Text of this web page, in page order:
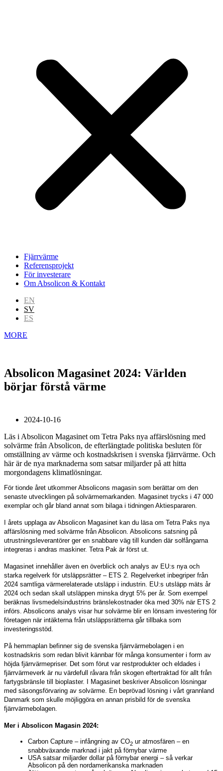
Fjärrvärme
Referensprojekt
För investerare
Om Absolicon & Kontakt
EN
SV
ES
MORE
Absolicon Magasinet 2024: Världen
börjar förstå värme
2024-10-16
Läs i Absolicon Magasinet om Tetra Paks nya affärslösning med
solvärme från Absolicon, de efterlängtade politiska besluten för
omställning av värme och kostnadskrisen i svenska fjärrvärme. Och
här är de nya marknaderna som satsar miljarder på att hitta
morgondagens klimatlösningar.
För tionde året utkommer Absolicons magasin som berättar om den
senaste utvecklingen på solvärmemarkanden. Magasinet trycks i 47 000
exemplar och går bland annat som bilaga i tidningen Aktiespararen.
I årets upplaga av Absolicon Magasinet kan du läsa om Tetra Paks nya
affärslösning med solvärme från Absolicon. Absolicons satsning på
utrustningsleverantörer ger en snabbare väg till kunden där solfångarna
integreras i andras maskiner. Tetra Pak är först ut.
Magasinet innehåller även en överblick och analys av EU:s nya och
starka regelverk för utsläppsrätter – ETS 2. Regelverket inbegriper från
2024 samtliga värmerelaterade utsläpp i industrin. EU:s utsläpp mäts år
2024 och sedan skall utsläppen minska drygt 5% per år. Som exempel
beräknas livsmedelsindustrins bränslekostnader öka med 30% när ETS 2
införs. Absolicons analys visar hur solvärme blir en lönsam investering för
företagen när intäkterna från utsläppsrätterna går tillbaka som
investeringsstöd.
På hemmaplan befinner sig de svenska fjärrvärmebolagen i en
kostnadskris som redan blivit kännbar för många konsumenter i form av
höjda fjärrvärmepriser. Det som förut var restprodukter och eldades i
fjärrvärmeverk är nu värdefull råvara från skogen eftertraktad för allt från
fartygsbränsle till bioplaster. I Magasinet beskriver Absolicon lösningar
med säsongsförvaring av solvärme. En beprövad lösning i vårt grannland
Danmark som skulle möjliggöra en annan prisbild för de svenska
fjärrvärmebolagen.
Mer i Absolicon Magasin 2024:
Carbon Capture – infångning av CO2 ur atmosfären – en
snabbväxande marknad i jakt på förnybar värme
USA satsar miljarder dollar på förnybar energi – så verkar
Absolicon på den nordamerikanska marknaden